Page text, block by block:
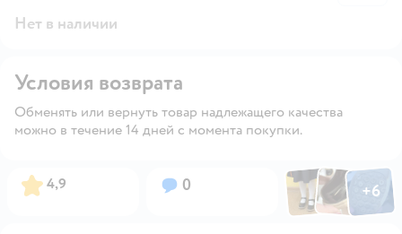
Нет в наличии
Условия возврата
Обменять или вернуть товар надлежащего качества
можно в течение 14 дней с момента покупки.
Рейтинг:
4,9 Вопросов:
0 ФотоФотоФото
+6
Открыть